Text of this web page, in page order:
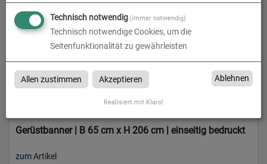
Gerüstbanner | B 65 cm x H 206 cm | einseitig bedruckt
zum Artikel
Technisch notwendig(immer notwendig)
Technisch notwendige Cookies, um die
Seitenfunktionalität zu gewährleisten
Allen zustimmen Akzeptieren Ablehnen
Realisiert mit Klaro!